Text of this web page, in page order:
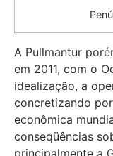
A Pullmantur
em 2011, com o
idealização, a
concretizando
econômica
conseqüências
principalmente a